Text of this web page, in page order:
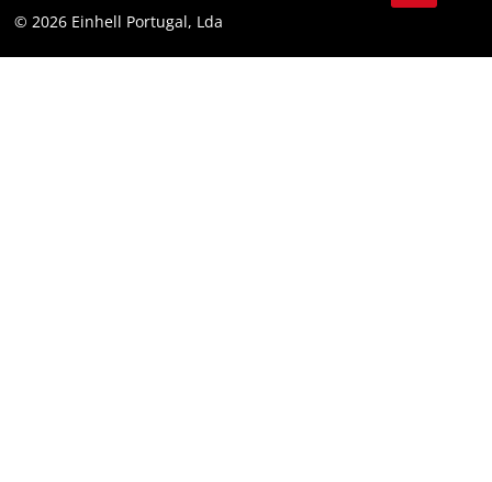
Conformidade
Instagram
© 2026 Einhell Portugal, Lda